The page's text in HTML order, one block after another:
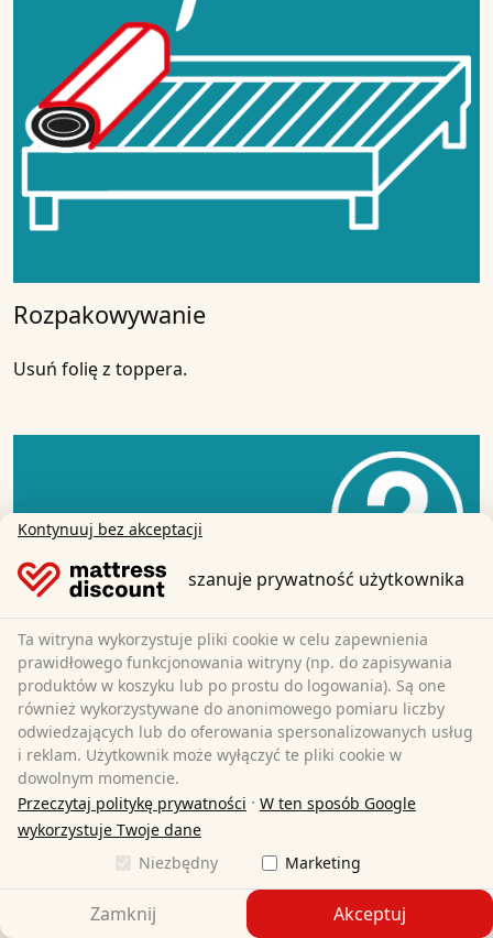
Rozpakowywanie
Usuń folię z toppera.
Kontynuuj bez akceptacji
szanuje prywatność użytkownika
Ta witryna wykorzystuje pliki cookie w celu zapewnienia
prawidłowego funkcjonowania witryny (np. do zapisywania
produktów w koszyku lub po prostu do logowania). Są one
również wykorzystywane do anonimowego pomiaru liczby
odwiedzających lub do oferowania spersonalizowanych usług
i reklam. Użytkownik może wyłączyć te pliki cookie w
dowolnym momencie.
Przeczytaj politykę prywatności · W ten sposób Google
wykorzystuje Twoje dane
Niezbędny
Marketing
Zamknij Akceptuj